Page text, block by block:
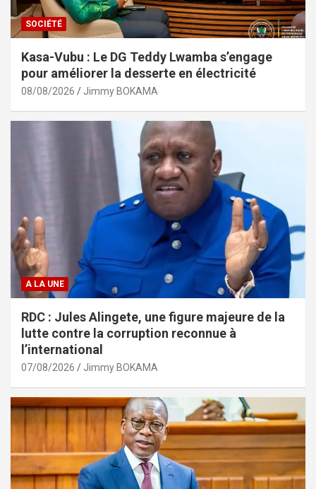
SOCIÉTÉ
Kasa-Vubu : Le DG Teddy Lwamba s’engage
pour améliorer la desserte en électricité
08/08/2026 Jimmy BOKAMA
A LA UNE
RDC : Jules Alingete, une figure majeure de la
lutte contre la corruption reconnue à
l’international
07/08/2026 Jimmy BOKAMA